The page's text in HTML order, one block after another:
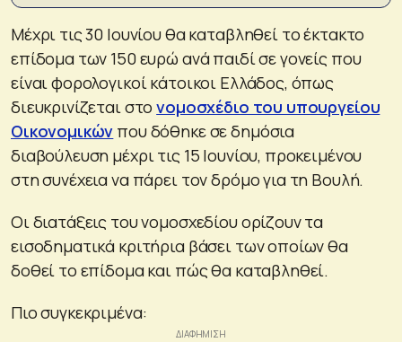
Μέχρι τις 30 Ιουνίου θα καταβληθεί το έκτακτο
επίδομα των 150 ευρώ ανά παιδί σε γονείς που
είναι φορολογικοί κάτοικοι Ελλάδος, όπως
διευκρινίζεται στονομοσχέδιο του υπουργείου
Οικονομικών που δόθηκε σε δημόσια
διαβούλευση μέχρι τις 15 Ιουνίου, προκειμένου
στη συνέχεια να πάρει τον δρόμο για τη Βουλή.
Οι διατάξεις του νομοσχεδίου ορίζουν τα
εισοδηματικά κριτήρια βάσει των οποίων θα
δοθεί το επίδομα και πώς θα καταβληθεί.
Πιο συγκεκριμένα: